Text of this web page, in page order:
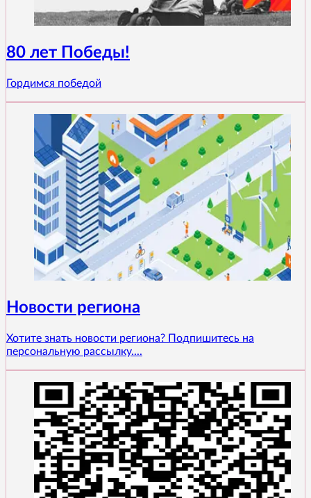
80 лет Победы!
Гордимся победой
Новости региона
Хотите знать новости региона? Подпишитесь на
персональную рассылку....